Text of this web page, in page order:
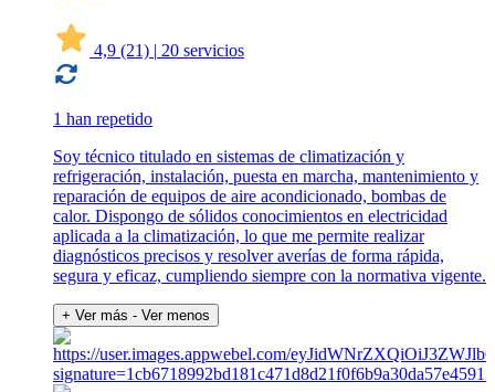
4,9 (21) | 20 servicios
1 han repetido
Soy técnico titulado en sistemas de climatización y
refrigeración, instalación, puesta en marcha, mantenimiento y
reparación de equipos de aire acondicionado, bombas de
calor. Dispongo de sólidos conocimientos en electricidad
aplicada a la climatización, lo que me permite realizar
diagnósticos precisos y resolver averías de forma rápida,
segura y eficaz, cumpliendo siempre con la normativa vigente.
+ Ver más - Ver menos